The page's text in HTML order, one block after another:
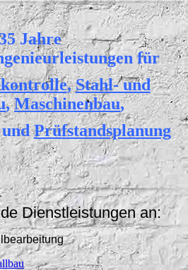
Jahre
für
,Stahl- und
,Maschinenbau,
Prüfstandsplanung
Dienstleistungen an: